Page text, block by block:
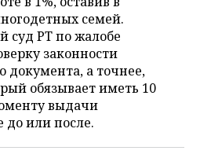
семей.
суд РТ по жалобе
законности
документа, а точнее,
обязывает иметь 10
выдачи
до или после.